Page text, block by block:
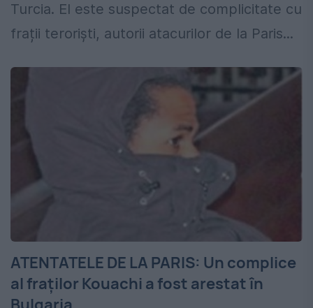
Turcia. El este suspectat de complicitate cu
frații teroriști, autorii atacurilor de la Paris...
ATENTATELE DE LA PARIS: Un complice
al fraților Kouachi a fost arestat în